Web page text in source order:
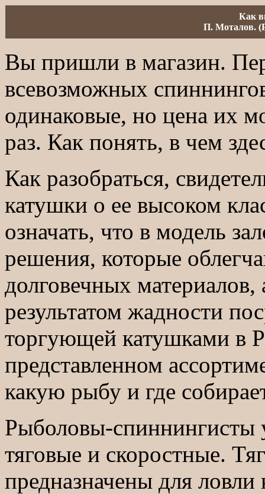
Как
П. Моталов.
Вы пришли в магазин.
всевозможных
одинаковые, но цена их
раз. Как понять, в чем
Как разобраться,
катушки о ее высоком
означать, что в модель
решения, которые
долговечных
результатом жадности
торгующей катушками в
представленном
какую рыбу и где
Рыболовы-спиннингисты
тяговые и скоростные.
предназначены для